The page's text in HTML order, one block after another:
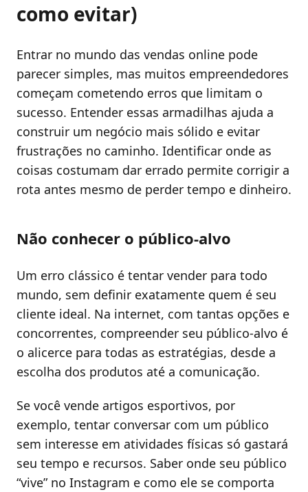
como evitar)
Entrar no mundo das vendas online pode
parecer simples, mas muitos empreendedores
começam cometendo erros que limitam o
sucesso. Entender essas armadilhas ajuda a
construir um negócio mais sólido e evitar
frustrações no caminho. Identificar onde as
coisas costumam dar errado permite corrigir a
rota antes mesmo de perder tempo e dinheiro.
Não conhecer o público-alvo
Um erro clássico é tentar vender para todo
mundo, sem definir exatamente quem é seu
cliente ideal. Na internet, com tantas opções e
concorrentes, compreender seu público-alvo é
o alicerce para todas as estratégias, desde a
escolha dos produtos até a comunicação.
Se você vende artigos esportivos, por
exemplo, tentar conversar com um público
sem interesse em atividades físicas só gastará
seu tempo e recursos. Saber onde seu público
“vive” no Instagram e como ele se comporta